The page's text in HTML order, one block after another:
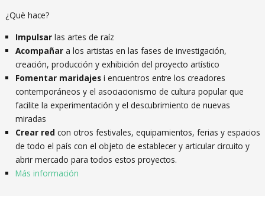
¿Què hace?
Impulsar las artes de raíz
Acompañara los artistas en las fases de investigación,
creación, producción y exhibición del proyecto artístico
Fomentar maridajesi encuentros entre los creadores
contemporáneos y el asociacionismo de cultura popular que
facilite la experimentación y el descubrimiento de nuevas
miradas
Crear red con otros festivales, equipamientos, ferias y espacios
de todo el país con el objeto de establecer y articular circuito y
abrir mercado para todos estos proyectos.
Más información